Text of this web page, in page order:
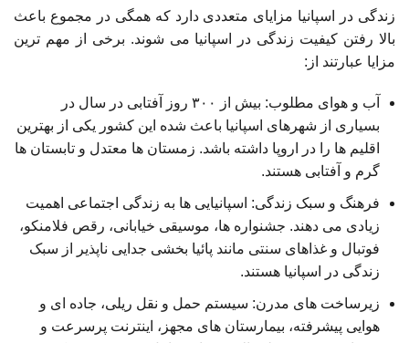
زندگی در اسپانیا مزایای متعددی دارد که همگی در مجموع باعث
بالا رفتن کیفیت زندگی در اسپانیا می شوند. برخی از مهم ترین
مزایا عبارتند از:
آب و هوای مطلوب: بیش از ۳۰۰ روز آفتابی در سال در
بسیاری از شهرهای اسپانیا باعث شده این کشور یکی از بهترین
اقلیم ها را در اروپا داشته باشد. زمستان ها معتدل و تابستان ها
گرم و آفتابی هستند.
فرهنگ و سبک زندگی: اسپانیایی ها به زندگی اجتماعی اهمیت
زیادی می دهند. جشنواره ها، موسیقی خیابانی، رقص فلامنکو،
فوتبال و غذاهای سنتی مانند پائیا بخشی جدایی ناپذیر از سبک
زندگی در اسپانیا هستند.
زیرساخت های مدرن: سیستم حمل و نقل ریلی، جاده ای و
هوایی پیشرفته، بیمارستان های مجهز، اینترنت پرسرعت و